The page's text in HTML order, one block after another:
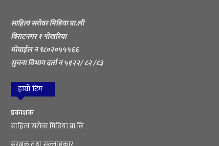
साहित्य सरोवर मिडिया प्रा.ली
विराटनगर १ पोखरिया
मोवाईल न ९८०२०५५५६६
सुचना विभाग दर्ता न ५१२२/ ८२ /८३
हाम्रो टिम
प्रकाशक
साहित्य सरोवर मिडिया प्रा.लि